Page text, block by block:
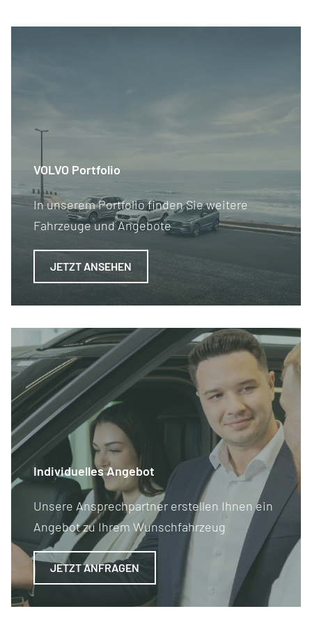
VOLVO Portfolio
In unserem Portfolio finden Sie weitere
Fahrzeuge und Angebote
JETZT ANSEHEN
Individuelles Angebot
Unsere Ansprechpartner erstellen Ihnen ein
Angebot zu Ihrem Wunschfahrzeug
JETZT ANFRAGEN